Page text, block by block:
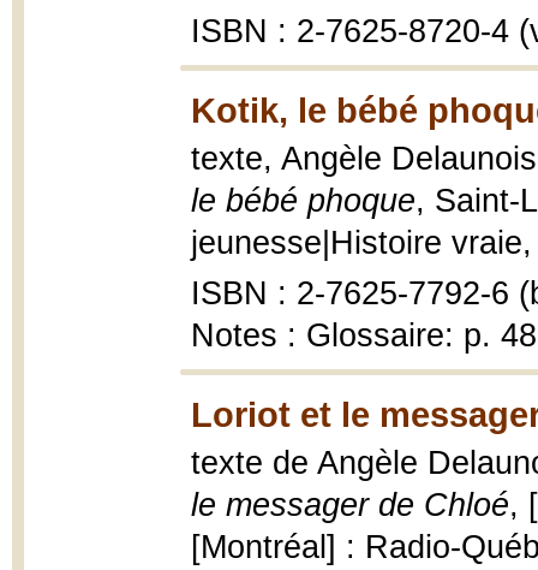
ISBN : 2-7625-8720-4
Kotik, le bébé
texte, Angèle
le bébé phoque, Saint-
jeunesse|Histoire
ISBN : 2-7625-7792-6
Notes : Glossaire: p.
Loriot et le
texte de Angèle
le messager de Chloé,
[Montréal] : Radio-